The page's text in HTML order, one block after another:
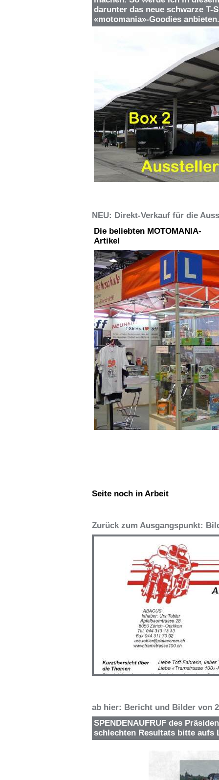
darunter das neue schwarze
«motomania»-Goodies anbieten.
NEU: Direkt-Verkauf für die
Die beliebten MOTOMANIA-
Artikel
Seite noch in Arbeit
Zurück zum Ausgangspunkt:
ab hier: Bericht und Bilder von
SPENDENAUFRUF des
schlechten Resultats bitte aufs